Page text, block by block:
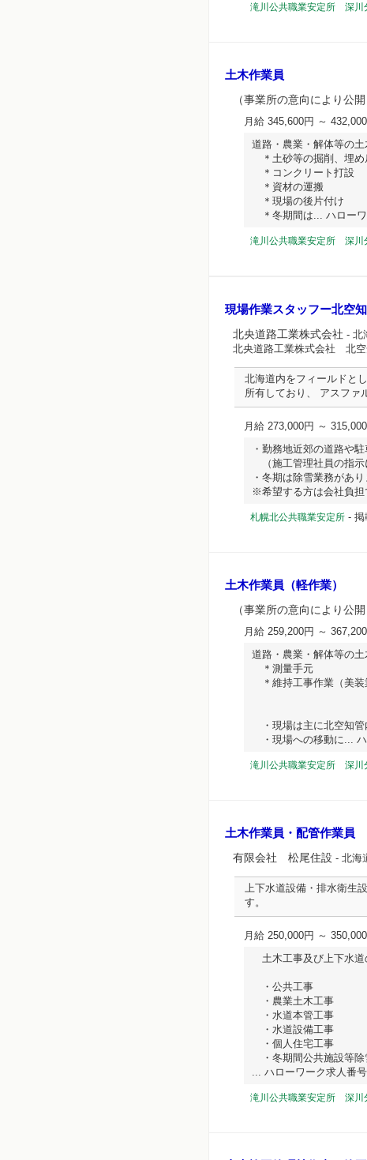
滝川公共職業安定所 深川
土木作業員
（事業所の意向により公
月給 345,600円 ～
道路・農業・解体等の土
＊土砂等の掘削、埋め
＊コンクリート打設
＊資材の運搬
＊現場の後片付け
＊冬期間は... ハロー
滝川公共職業安定所 深川
現場作業スタッフー北空
北央道路工業株式会社 - 北
北央道路工業株式会社 北
北海道内をフィールドと
所有しており、 アスファ
月給 273,000円 ～
・勤務地近郊の道路や
（施工管理社員の指示
・冬期は除雪業務があり
※希望する方は会社負担
札幌北公共職業安定所 - 掲
土木作業員（軽作業）
（事業所の意向により公
月給 259,200円 ～
道路・農業・解体等の土
＊測量手元
＊維持工事作業（美装
・現場は主に北空知管
・現場への移動に... ハ
滝川公共職業安定所 深川
土木作業員・配管作業員
有限会社 松尾住設 - 北海
上下水道設備・排水衛生
す。
月給 250,000円 ～
土木工事及び上下水道
・公共工事
・農業土木工事
・水道本管工事
・水道設備工事
・個人住宅工事
・冬期間公共施設等除
... ハローワーク求人番
滝川公共職業安定所 深川